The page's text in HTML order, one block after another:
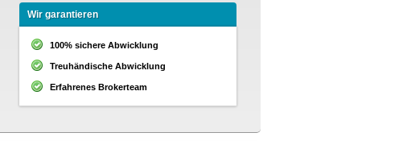
Wir garantieren
100% sichere Abwicklung
Treuhändische Abwicklung
Erfahrenes Brokerteam